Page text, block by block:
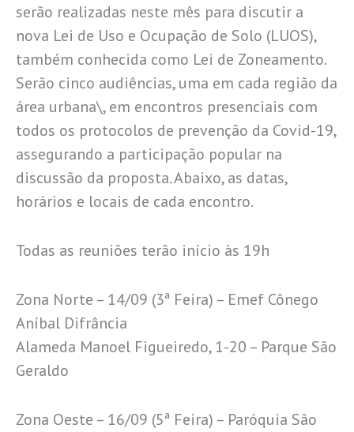
serão realizadas neste mês para discutir a
nova Lei de Uso e Ocupação de Solo (LUOS),
também conhecida como Lei de Zoneamento.
Serão cinco audiências, uma em cada região da
área urbana\, em encontros presenciais com
todos os protocolos de prevenção da Covid-19,
assegurando a participação popular na
discussão da proposta. Abaixo, as datas,
horários e locais de cada encontro.
Todas as reuniões terão início às 19h
Zona Norte – 14/09 (3ª Feira) – Emef Cônego
Aníbal Difrância
Alameda Manoel Figueiredo, 1-20 – Parque São
Geraldo
Zona Oeste – 16/09 (5ª Feira) – Paróquia São